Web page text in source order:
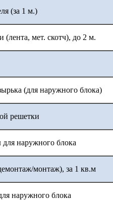
(за 1 м.)
мет. скотч), до 2 м.
(для наружного блока)
решетки
для наружного блока
монтаж), за 1 кв.м
наружного блока